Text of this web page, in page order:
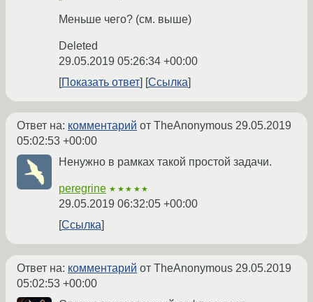
Меньше чего? (см. выше)
Deleted
29.05.2019 05:26:34 +00:00
Показать ответ
Ссылка
Ответ на: комментарий от TheAnonymous 29.05.2019
05:02:53 +00:00
Ненужно в рамках такой простой задачи.
peregrine ★★★★★
29.05.2019 06:32:05 +00:00
Ссылка
Ответ на: комментарий от TheAnonymous 29.05.2019
05:02:53 +00:00